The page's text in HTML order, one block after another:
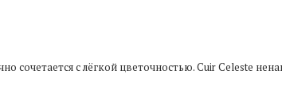
сочетается с лёгкой цветочностью. Cuir Celeste